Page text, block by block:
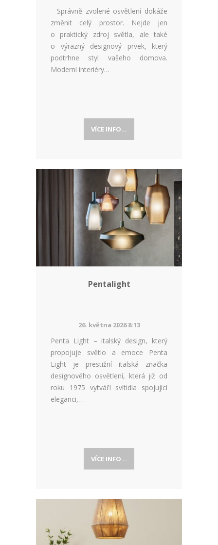
Správně zvolené osvětlení dokáže
změnit celý prostor. Nejde jen
o praktický zdroj světla, ale také
o výrazný designový prvek, který
podtrhne styl vašeho domova.
Moderní interiéry…
VÍCE INFO...
Pentalight
26. května 2026 8:13
Penta Light – italský design, který
propojuje světlo a emoce Penta
Light je prestižní italská značka
designového osvětlení, která již od
roku 1975 vytváří svítidla spojující
eleganci,…
VÍCE INFO...